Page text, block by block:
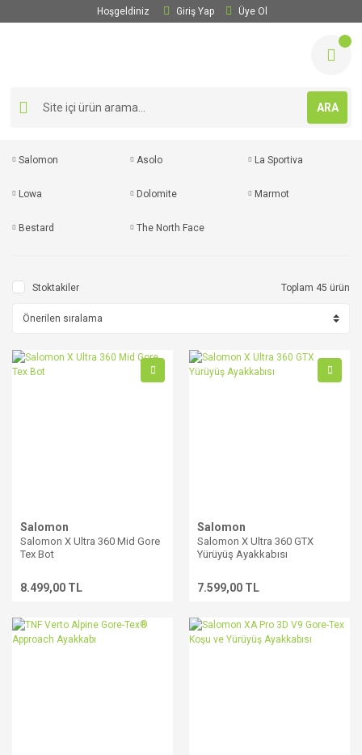
Hoşgeldiniz Giriş Yap Üye Ol
ARA
Salomon Asolo La Sportiva
Lowa Dolomite Marmot
Bestard The North Face
Stoktakiler Toplam 45 ürün
Salomon
Salomon X Ultra 360 Mid Gore
Tex Bot
8.499,00 TL
Salomon
Salomon X Ultra 360 GTX
Yürüyüş Ayakkabısı
7.599,00 TL